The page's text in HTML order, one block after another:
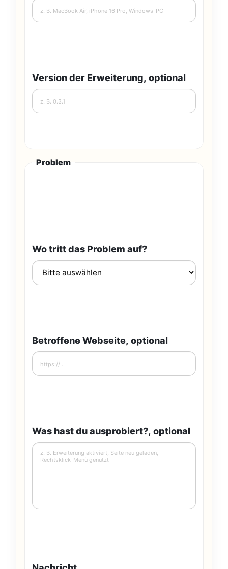
Version der Erweiterung, optional
Problem
Wo tritt das Problem auf?
Betroffene Webseite, optional
Was hast du ausprobiert?, optional